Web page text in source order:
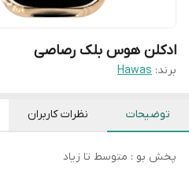
ادکلن هوس بلک رصاصی
برند: Hawas
توضیحات نظرات کاربران
پخش بو : متوسط تا زیاد